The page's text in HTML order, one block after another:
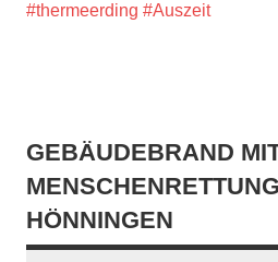
#thermeerding #Auszeit
GEBÄUDEBRAND
HÖNNINGEN